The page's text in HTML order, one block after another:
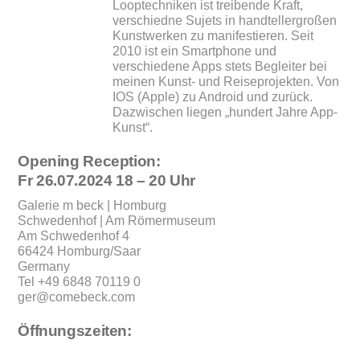
Looptechniken ist treibende Kraft,
verschiedne Sujets in handtellergroßen
Kunstwerken zu manifestieren. Seit
2010 ist ein Smartphone und
verschiedene Apps stets Begleiter bei
meinen Kunst- und Reiseprojekten. Von
IOS (Apple) zu Android und zurück.
Dazwischen liegen „hundert Jahre App-
Kunst“.
Opening Reception:
Fr 26.07.2024 18 – 20 Uhr
Galerie m beck | Homburg
Schwedenhof | Am Römermuseum
Am Schwedenhof 4
66424 Homburg/Saar
Germany
Tel +49 6848 70119 0
ger@comebeck.com
Öffnungszeiten: